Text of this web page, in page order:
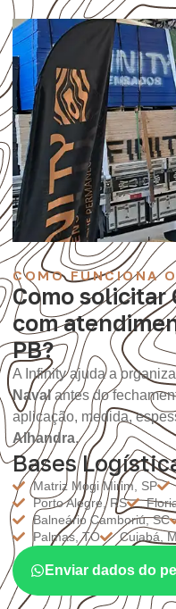
COMO FUNCIONA
Como solicitar
com
PB?
A Infinity ajuda a
Navalantes do
aplicação, medida,
Alhandra.
Bases
Matriz Mogi Mirim, SP
Porto Alegre, RS
Balneário Camboriú, SC
Palmas, TO
Cuiabá,
Enviar dados do